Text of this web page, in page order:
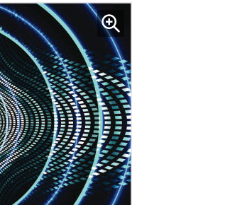
도화 사업 계약
9
삼성 갤럭시 Z8·워치9 국내 출시…
100여개국 순차 판매
10 SKT, 2분기 영업익 67%↑…AIDC
매출 2배 늘어